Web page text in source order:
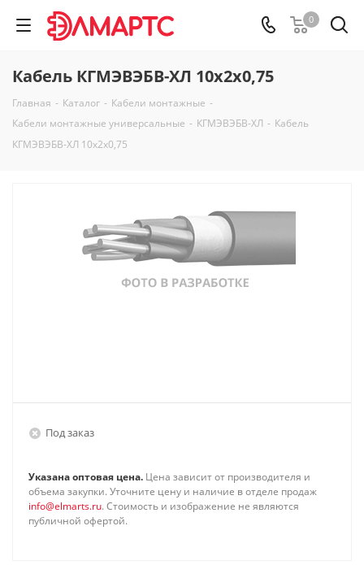
0
Кабель КГМЭВЭБВ-ХЛ 10х2х0,75
Главная - Каталог - Кабели монтажные -
Кабели монтажные универсальные - КГМЭВЭБВ-ХЛ - Кабель
КГМЭВЭБВ-ХЛ 10х2х0,75
Под заказ
Указана оптовая цена. Цена зависит от производителя и
объема закупки. Уточните цену и наличие в отделе продаж
info@elmarts.ru. Стоимость и изображение не являются
публичной офертой.